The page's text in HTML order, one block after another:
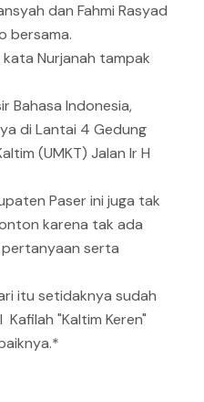
dan Fahmi Rasyad
bersama.
Nurjanah tampak
Bahasa Indonesia,
di Lantai 4 Gedung
(UMKT) Jalan Ir H
Paser ini juga tak
karena tak ada
serta
itu setidaknya sudah
"Kaltim Keren"